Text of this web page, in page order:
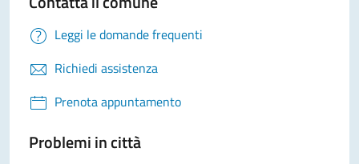
Leggi le domande frequenti
Richiedi assistenza
Prenota appuntamento
Problemi in città